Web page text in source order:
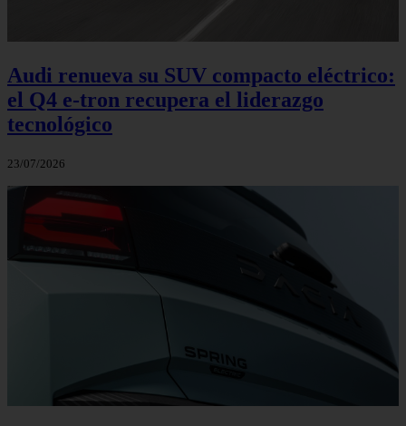
Audi renueva su SUV compacto eléctrico:
el Q4 e‑tron recupera el liderazgo
tecnológico
23/07/2026